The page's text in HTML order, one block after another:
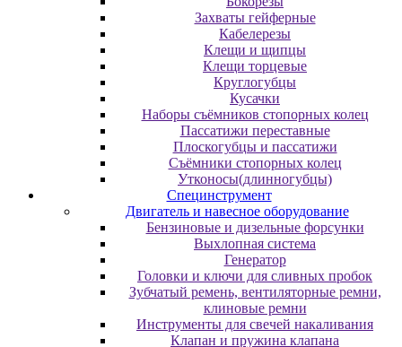
Захваты гейферные
Кабелерезы
Клещи и щипцы
Клещи торцевые
Круглогубцы
Кусачки
Наборы съёмников стопорных колец
Пассатижи переставные
Плоскогубцы и пассатижи
Съёмники стопорных колец
Утконосы(длинногубцы)
Специнструмент
Двигатель и навесное оборудование
Бензиновые и дизельные форсунки
Выхлопная система
Генератор
Головки и ключи для сливных пробок
Зубчатый ремень, вентиляторные ремни,
клиновые ремни
Инструменты для свечей накаливания
Клапан и пружина клапана